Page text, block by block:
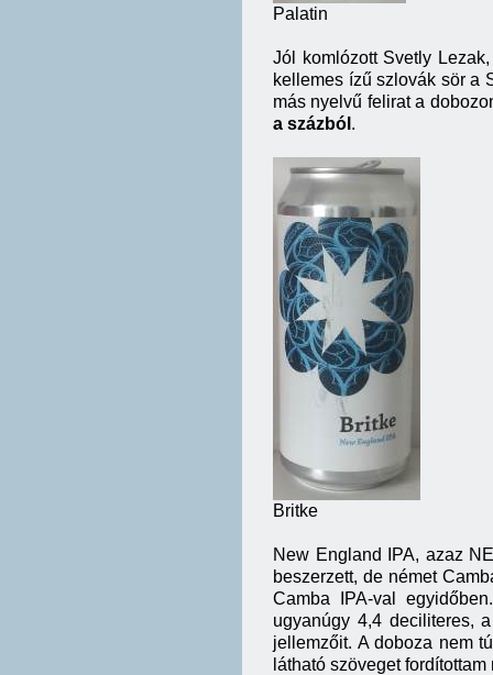
Palatin
Jól komlózott Svetly
kellemes ízű szlovák sör a
más nyelvű felirat a
a százból .
Britke
New England IPA, azaz
beszerzett, de német
Camba IPA-val
ugyanúgy 4,4 deciliteres,
jellemzőit. A doboza nem
látható szöveget fordítottam